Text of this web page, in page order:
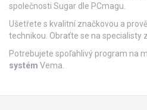
společnosti Sugar dle PCmagu.
Ušetřete s kvalitní značkovou a
technikou. Obraťte se na specialisty z
Potrebujete spoľahlivý program na
systém Vema.